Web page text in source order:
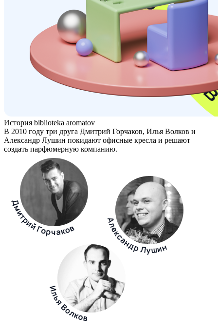
История biblioteka aromatov
В 2010 году три друга Дмитрий Горчаков, Илья Волков и
Александр Лушин покидают офисные кресла и решают
создать парфюмерную компанию.